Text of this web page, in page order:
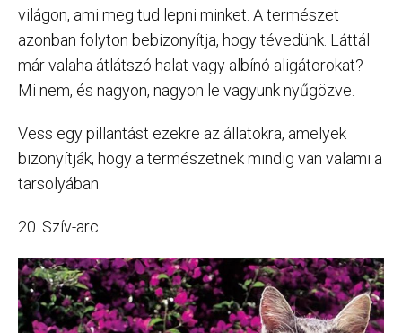
világon, ami meg tud lepni minket. A természet
azonban folyton bebizonyítja, hogy tévedünk. Láttál
már valaha átlátszó halat vagy albínó aligátorokat?
Mi nem, és nagyon, nagyon le vagyunk nyűgözve.
Vess egy pillantást ezekre az állatokra, amelyek
bizonyítják, hogy a természetnek mindig van valami a
tarsolyában.
20. Szív-arc